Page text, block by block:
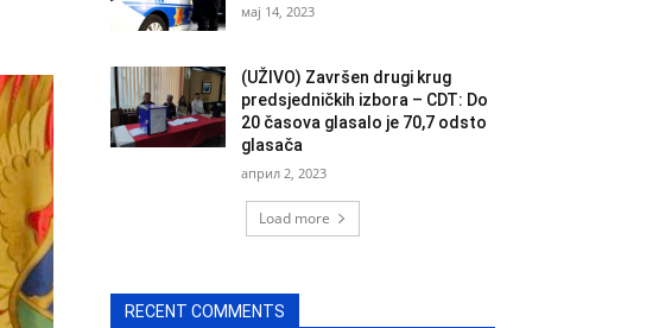
мај 14, 2023
(UŽIVO) Završen drugi krug
predsjedničkih izbora – CDT: Do
20 časova glasalo je 70,7 odsto
glasača
април 2, 2023
Load more
RECENT COMMENTS